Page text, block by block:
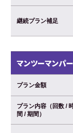
継続プラン補足
マンツーマンパ
プラン金額
プラン内容（回数 /
間 / 期間）